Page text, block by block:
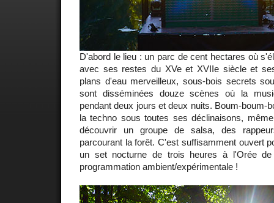
D'abord le lieu : un parc de cent hectares où
avec ses restes du XVe et XVIIe siècle et
plans d'eau merveilleux, sous-bois secrets
sont disséminées douze scènes où la
pendant deux jours et deux nuits. Boum-boum-
la techno sous toutes ses déclinaisons,
découvrir un groupe de salsa, des
parcourant la forêt. C'est suffisamment ouvert
un set nocturne de trois heures à l'Orée
programmation ambient/expérimentale !